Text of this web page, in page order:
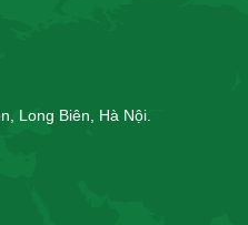
Long Biên, Hà Nội.